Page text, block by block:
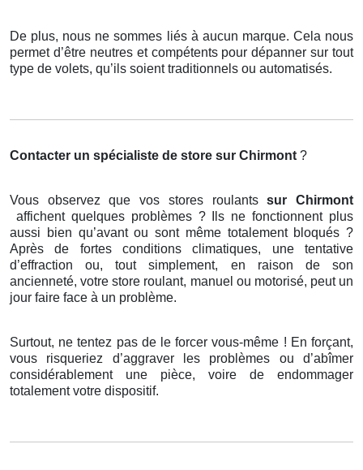
De plus, nous ne sommes liés à aucun marque. Cela nous
permet d’être neutres et compétents pour dépanner sur tout
type de volets, qu’ils soient traditionnels ou automatisés.
Contacter un spécialiste de store sur Chirmont ?
Vous observez que vos stores roulantssur Chirmont
affichent quelques problèmes ? Ils ne fonctionnent plus
aussi bien qu’avant ou sont même totalement bloqués ?
Après de fortes conditions climatiques, une tentative
d’effraction ou, tout simplement, en raison de son
ancienneté, votre store roulant, manuel ou motorisé, peut un
jour faire face à un problème.
Surtout, ne tentez pas de le forcer vous-même ! En forçant,
vous risqueriez d’aggraver les problèmes ou d’abîmer
considérablement une pièce, voire de endommager
totalement votre dispositif.